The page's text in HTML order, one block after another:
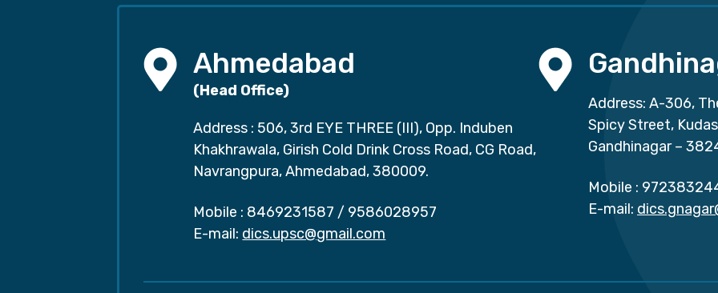
Ahmedabad
(Head Office)
Address : 506, 3rd EYE THREE (III), Opp. Induben
Khakhrawala, Girish Cold Drink Cross Road, CG Road,
Navrangpura, Ahmedabad, 380009.
Mobile : 8469231587 / 9586028957
E-mail: dics.upsc@gmail.com
Address: A-306,
Spicy Street,
Gandhinagar –
Mobile :
E-mail: